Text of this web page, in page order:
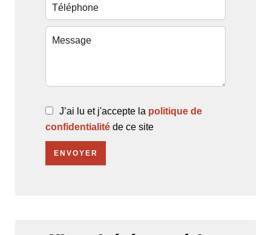
J’ai lu et j'accepte la politique de
confidentialité de ce site
ENVOYER